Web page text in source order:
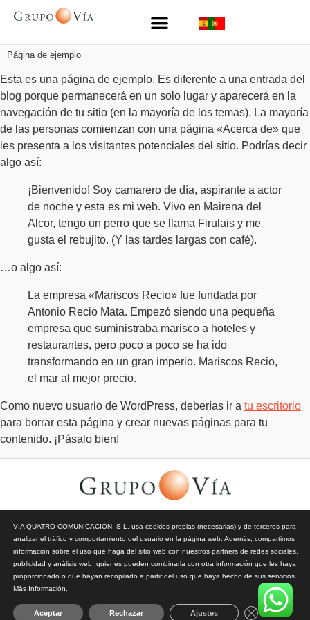
Página de ejemplo
Esta es una página de ejemplo. Es diferente a una entrada del
blog porque permanecerá en un solo lugar y aparecerá en la
navegación de tu sitio (en la mayoría de los temas). La mayoría
de las personas comienzan con una página «Acerca de» que
les presenta a los visitantes potenciales del sitio. Podrías decir
algo así:
¡Bienvenido! Soy camarero de día, aspirante a actor
de noche y esta es mi web. Vivo en Mairena del
Alcor, tengo un perro que se llama Firulais y me
gusta el rebujito. (Y las tardes largas con café).
…o algo así:
La empresa «Mariscos Recio» fue fundada por
Antonio Recio Mata. Empezó siendo una pequeña
empresa que suministraba marisco a hoteles y
restaurantes, pero poco a poco se ha ido
transformando en un gran imperio. Mariscos Recio,
el mar al mejor precio.
Como nuevo usuario de WordPress, deberías ir a tu escritorio
para borrar esta página y crear nuevas páginas para tu
contenido. ¡Pásalo bien!
| Grupo Vía | 2026 |Aviso Legal y Privacidad|Política de
Subscreva a revista
VIA QUATRO COMUNICACIÓN, S.L. usa cookies propias (necesarias) y de terceros para
analizar el tráfico y comportamiento del usuario en la página web. Además, compartimos
información sobre el uso que haga del sitio web con nuestros partners de redes sociales,
publicidad y análisis web, quienes pueden combinarla con otra información que les haya
proporcionado o que hayan recopilado a partir del uso que haya hecho de sus servicios
Más Información
Aceptar Rechazar Ajustes Close GDPR